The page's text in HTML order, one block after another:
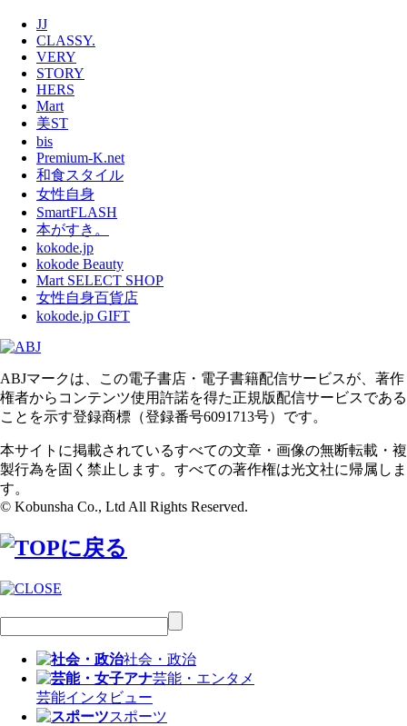
JJ
CLASSY.
VERY
STORY
HERS
Mart
美ST
bis
Premium-K.net
和食スタイル
女性自身
SmartFLASH
本がすき。
kokode.jp
kokode Beauty
Mart SELECT SHOP
女性自身百貨店
kokode.jp GIFT
ABJマークは、この電子書店・電子書籍配信サービスが、著作
権者からコンテンツ使用許諾を得た正規版配信サービスである
ことを示す登録商標（登録番号6091713号）です。
本サイトに掲載されているすべての文章・画像の無断転載・複
製行為を固く禁止します。すべての著作権は光文社に帰属しま
す。
© Kobunsha Co., Ltd All Rights Reserved.
社会・政治
芸能・エンタメ
芸能インタビュー
スポーツ